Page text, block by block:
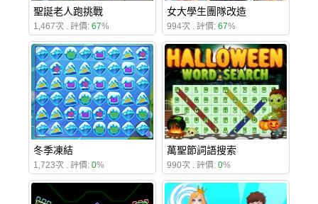
聖誕老人跑挑戰
1,467次 . 評價: 67%
女大學生團隊改造
994次 . 評價: 67%
冬季凍結
1,723次 . 評價: 0%
萬聖節詞語搜索
990次 . 評價: 0%